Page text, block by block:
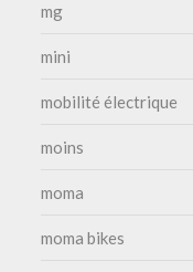
mg
mini
mobilité électrique
moins
moma
moma bikes